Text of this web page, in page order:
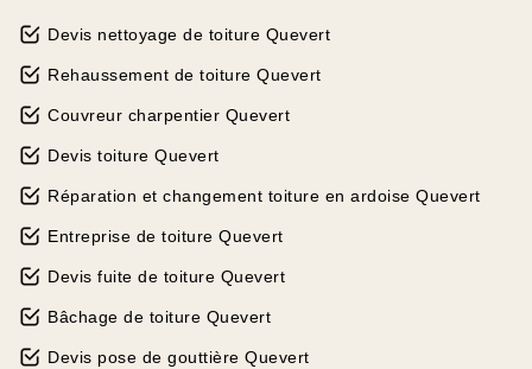
Devis nettoyage de toiture Quevert
Rehaussement de toiture Quevert
Couvreur charpentier Quevert
Devis toiture Quevert
Réparation et changement toiture en ardoise Quevert
Entreprise de toiture Quevert
Devis fuite de toiture Quevert
Bâchage de toiture Quevert
Devis pose de gouttière Quevert